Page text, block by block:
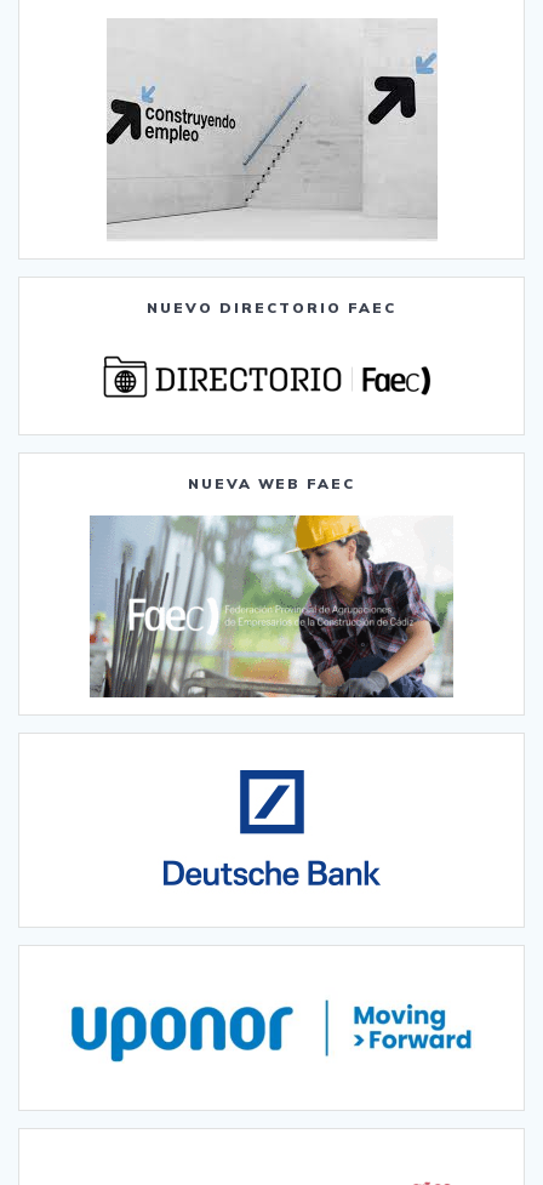
NUEVO DIRECTORIO FAEC
NUEVA WEB FAEC